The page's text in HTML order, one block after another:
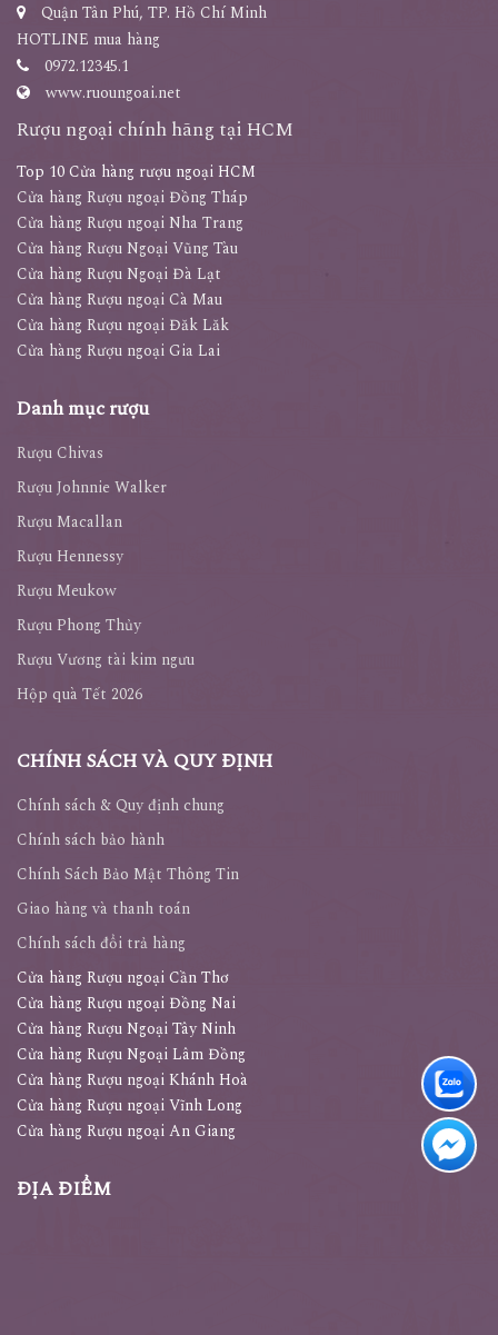
Quận Tân Phú, TP. Hồ Chí Minh
HOTLINE mua hàng
0972.12345.1
www.ruoungoai.net
Rượu ngoại chính hãng tại HCM
Top 10 Cửa hàng rượu ngoại HCM
Cửa hàng Rượu ngoại Đồng Tháp
Cửa hàng Rượu ngoại Nha Trang
Cửa hàng Rượu Ngoại Vũng Tàu
Cửa hàng Rượu Ngoại Đà Lạt
Cửa hàng Rượu ngoại Cà Mau
Cửa hàng Rượu ngoại Đăk Lăk
Cửa hàng Rượu ngoại Gia Lai
Danh mục rượu
Rượu Chivas
Rượu Johnnie Walker
Rượu Macallan
Rượu Hennessy
Rượu Meukow
Rượu Phong Thủy
Rượu Vương tài kim ngưu
Hộp quà Tết 2026
CHÍNH SÁCH VÀ QUY ĐỊNH
Chính sách & Quy định chung
Chính sách bảo hành
Chính Sách Bảo Mật Thông Tin
Giao hàng và thanh toán
Chính sách đổi trả hàng
Cửa hàng Rượu ngoại Cần Thơ
Cửa hàng Rượu ngoại Đồng Nai
Cửa hàng Rượu Ngoại Tây Ninh
Cửa hàng Rượu Ngoại Lâm Đồng
Cửa hàng Rượu ngoại Khánh Hoà
Cửa hàng Rượu ngoại Vĩnh Long
Cửa hàng Rượu ngoại An Giang
ĐỊA ĐIỂM